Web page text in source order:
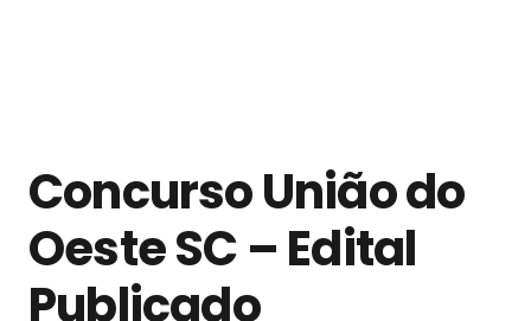
Concurso União do
Oeste SC – Edital
Publicado